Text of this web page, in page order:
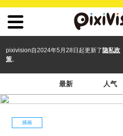
pixivision自2024年5月28日起更新了 隐私政
策。
最新 人气
插画